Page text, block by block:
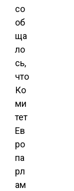
со
об
ща
ло
сь,
что
Ко
ми
тет
Ев
ро
па
рл
ам